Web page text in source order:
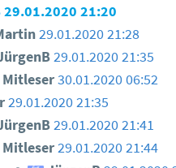
29.01.2020 21:20
29.01.2020 21:28
29.01.2020 21:35
Mitleser30.01.2020 06:52
29.01.2020 21:35
29.01.2020 21:41
Mitleser29.01.2020 21:44